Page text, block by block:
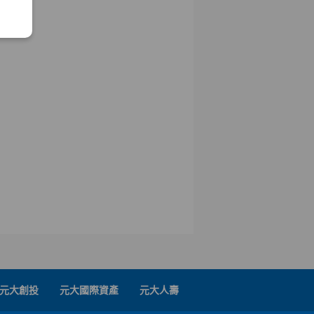
元大創投 元大國際資產 元大人壽